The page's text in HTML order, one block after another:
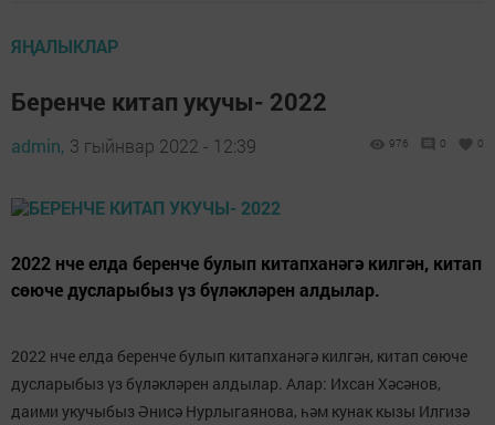
ЯҢАЛЫКЛАР
Беренче китап укучы- 2022
admin, 3 гыйнвар 2022 - 12:39 976 0 0
2022 нче елда беренче булып китапханәгә килгән, китап
сөюче дусларыбыз үз бүләкләрен алдылар.
2022 нче елда беренче булып китапханәгә килгән, китап сөюче
дусларыбыз үз бүләкләрен алдылар. Алар: Ихсан Хәсәнов,
даими укучыбыз Әнисә Нурлыгаянова, һәм кунак кызы Илгизә